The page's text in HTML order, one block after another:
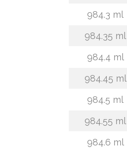
984.3 ml
984.35 ml
984.4 ml
984.45 ml
984.5 ml
984.55 ml
984.6 ml